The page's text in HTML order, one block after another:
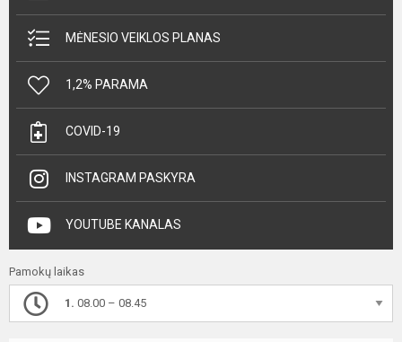
MĖNESIO VEIKLOS PLANAS
1,2% PARAMA
COVID-19
INSTAGRAM PASKYRA
YOUTUBE KANALAS
Pamokų laikas
1. 08.00 – 08.45